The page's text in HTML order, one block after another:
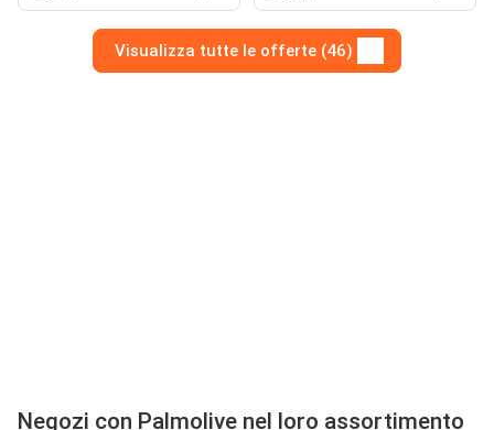
Visualizza tutte le offerte (46)
Negozi con Palmolive nel loro assortimento